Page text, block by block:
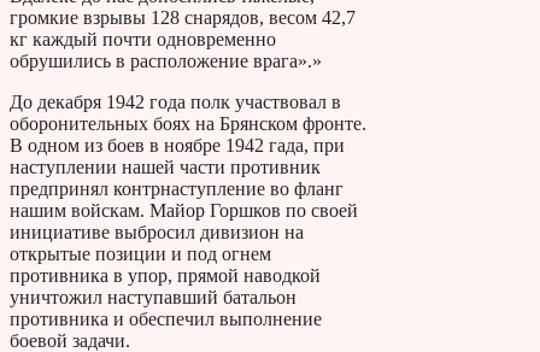
громкие взрывы 128 снарядов, весом 42,7
кг каждый почти одновременно
обрушились в расположение врага».»
До декабря 1942 года полк участвовал в
оборонительных боях на Брянском фронте.
В одном из боев в ноябре 1942 гада, при
наступлении нашей части противник
предпринял контрнаступление во фланг
нашим войскам. Майор Горшков по своей
инициативе выбросил дивизион на
открытые позиции и под огнем
противника в упор, прямой наводкой
уничтожил наступавший батальон
противника и обеспечил выполнение
боевой задачи.